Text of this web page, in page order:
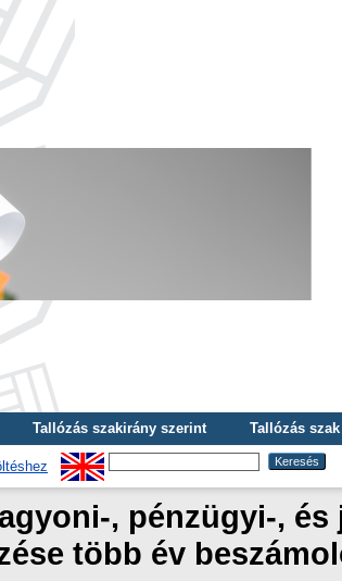
Tallózás szakirány szerint Tallózás
, pénzügyi-, és
több év